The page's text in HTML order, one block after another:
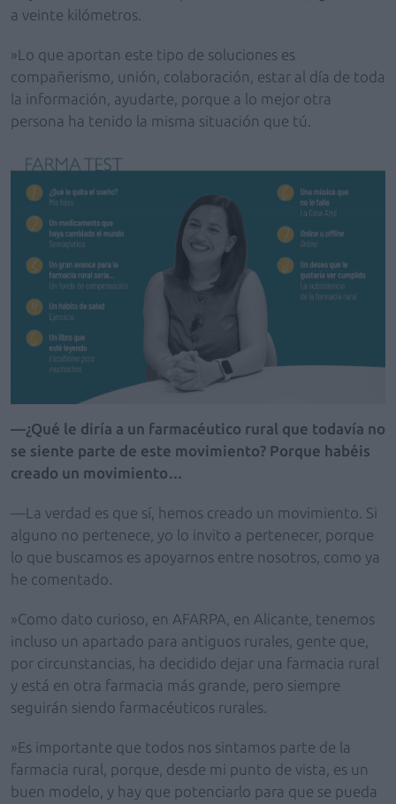
a veinte kilómetros.
»Lo que aportan este tipo de soluciones es
compañerismo, unión, colaboración, estar al día de toda
la información, ayudarte, porque a lo mejor otra
persona ha tenido la misma situación que tú.
—¿Qué le diría a un farmacéutico rural que todavía no
se siente parte de este movimiento? Porque habéis
creado un movimiento…
—La verdad es que sí, hemos creado un movimiento. Si
alguno no pertenece, yo lo invito a pertenecer, porque
lo que buscamos es apoyarnos entre nosotros, como ya
he comentado.
»Como dato curioso, en AFARPA, en Alicante, tenemos
incluso un apartado para antiguos rurales, gente que,
por circunstancias, ha decidido dejar una farmacia rural
y está en otra farmacia más grande, pero siempre
seguirán siendo farmacéuticos rurales.
»Es importante que todos nos sintamos parte de la
farmacia rural, porque, desde mi punto de vista, es un
buen modelo, y hay que potenciarlo para que se pueda